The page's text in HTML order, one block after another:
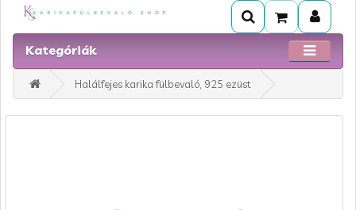
Kategóriák
Halálfejes karika fülbevaló, 925 ezüst